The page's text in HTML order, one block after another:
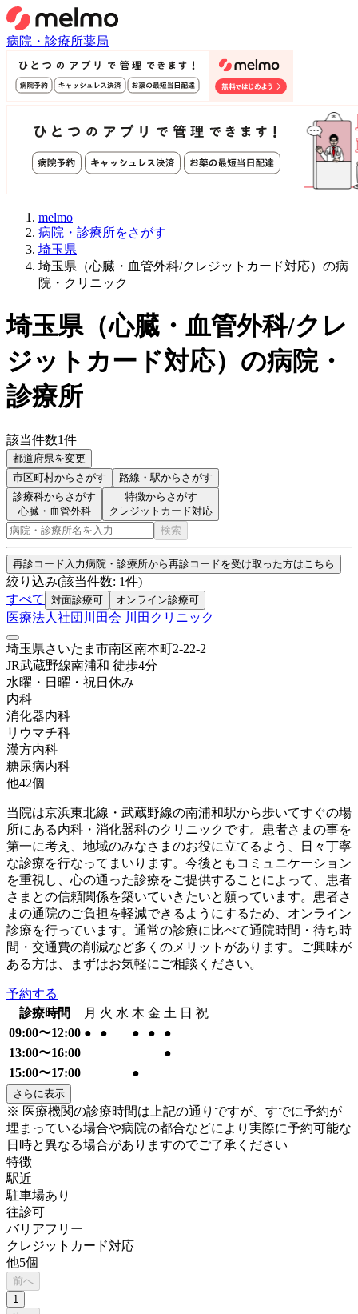
病院・診療所薬局
melmo
病院・診療所をさがす
埼玉県
埼玉県（心臓・血管外科/クレジットカード対応）の病
院・クリニック
埼玉県（心臓・血管外科/クレ
ジットカード対応） の病院・
診療所
該当件数1件
都道府県を変更
市区町村からさがす 路線・駅からさがす
診療科からさがす
心臓・血管外科
特徴からさがす
クレジットカード対応
検索
再診コード入力病院・診療所から再診コードを受け取った方はこちら
絞り込み(該当件数: 1件)
すべて
対面診療可 オンライン診療可
医療法人社団川田会 川田クリニック
埼玉県さいたま市南区南本町2-22-2
JR武蔵野線南浦和 徒歩4分
水曜・日曜・祝日 休み
内科
消化器内科
リウマチ科
漢方内科
糖尿病内科
他42個
当院は京浜東北線・武蔵野線の南浦和駅から歩いてすぐの場
所にある内科・消化器科のクリニックです。患者さまの事を
第一に考え、地域のみなさまのお役に立てるよう、日々丁寧
な診療を行なってまいります。今後ともコミュニケーション
を重視し、心の通った診療をご提供することによって、患者
さまとの信頼関係を築いていきたいと願っています。患者さ
まの通院のご負担を軽減できるようにするため、オンライン
診療を行っています。通常の診療に比べて通院時間・待ち時
間・交通費の削減など多くのメリットがあります。ご興味が
ある方は、まずはお気軽にご相談ください。
予約する
診療時間
月 火 水 木 金 土 日 祝
09:00〜12:00 ● ● ● ●
●
13:00〜16:00
●
15:00〜17:00
●
さらに表示
※ 医療機関の診療時間は上記の通りですが、すでに予約が
埋まっている場合や病院の都合などにより実際に予約可能な
日時と異なる場合がありますのでご了承ください
特徴
駅近
駐車場あり
往診可
バリアフリー
クレジットカード対応
他5個
前へ
1